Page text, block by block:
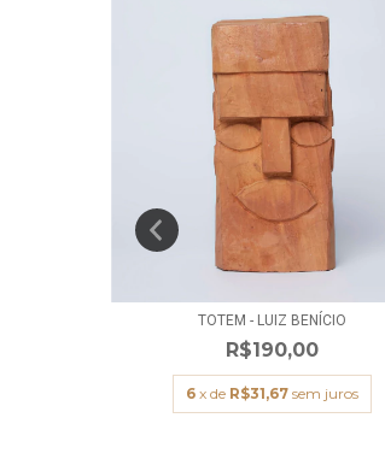
TOTEM - LUIZ BENÍCIO
R$190,00
6 x de R$31,67 sem juros